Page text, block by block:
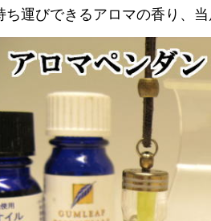
ち運びできるアロマの香り、